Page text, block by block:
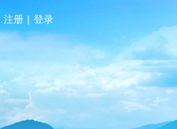
注册 | 登录